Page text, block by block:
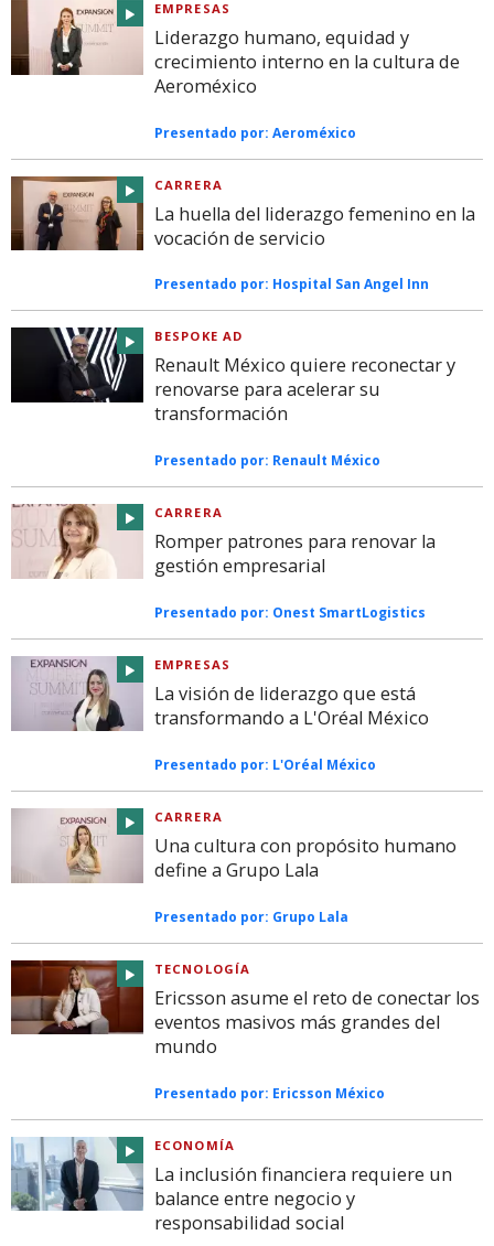
EMPRESAS
Liderazgo humano, equidad y
crecimiento interno en la cultura de
Aeroméxico
Presentado por: Aeroméxico
CARRERA
La huella del liderazgo femenino en la
vocación de servicio
Presentado por: Hospital San Angel Inn
BESPOKE AD
Renault México quiere reconectar y
renovarse para acelerar su
transformación
Presentado por: Renault México
CARRERA
Romper patrones para renovar la
gestión empresarial
Presentado por: Onest SmartLogistics
EMPRESAS
La visión de liderazgo que está
transformando a L'Oréal México
Presentado por: L'Oréal México
CARRERA
Una cultura con propósito humano
define a Grupo Lala
Presentado por: Grupo Lala
TECNOLOGÍA
Ericsson asume el reto de conectar los
eventos masivos más grandes del
mundo
Presentado por: Ericsson México
ECONOMÍA
La inclusión financiera requiere un
balance entre negocio y
responsabilidad social